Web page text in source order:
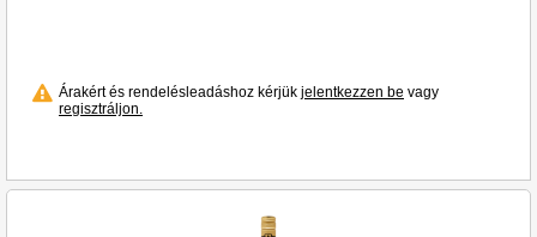
Árakért és rendelésleadáshoz kérjük jelentkezzen be vagy
regisztráljon.